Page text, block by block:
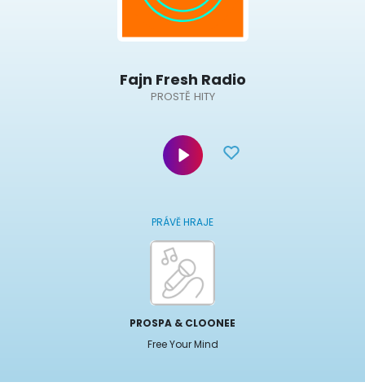
Fajn Fresh Radio
PROSTĚ HITY
PRÁVĚ HRAJE
PROSPA & CLOONEE
Free Your Mind